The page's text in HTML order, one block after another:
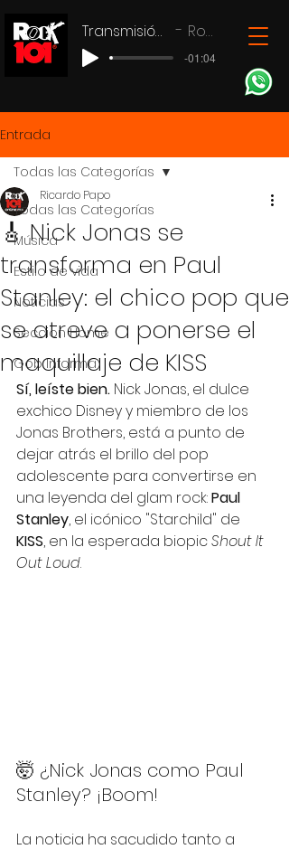
Transmisión en vivo Rock 101
-01:04
Entrada
Todas las Categorías
Música
Estilo de vida
Noticias
Seccion Home
Gob Informa
Todas las Categorías
🎸 Nick Jonas se
transforma en Paul
Stanley: el chico pop que
se atreve a ponerse el
maquillaje de KISS
Ricardo Papo
Sí, leíste bien. Nick Jonas, el dulce
exchico Disney y miembro de los
Jonas Brothers, está a punto de
dejar atrás el brillo del pop
adolescente para convertirse en
una leyenda del glam rock: Paul
Stanley, el icónico "Starchild" de
KISS, en la esperada biopic Shout It
Out Loud.
🤯 ¿Nick Jonas como Paul
Stanley? ¡Boom!
La noticia ha sacudido tanto a